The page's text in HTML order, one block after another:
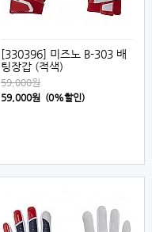
[330396] 미즈노 B-303 배
팅장갑 (적색)
59,000원
59,000원 (0%할인)